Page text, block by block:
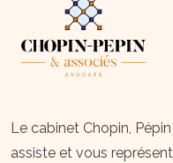
Le cabinet Chopin,
assiste et vous